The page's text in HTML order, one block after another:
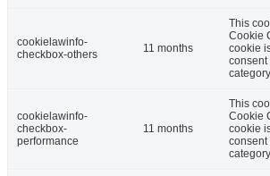
cookielawinfo-
checkbox-others
11 months
This
Cookie
cookie
consent
cookielawinfo-
checkbox-
performance
11 months
This
Cookie
cookie
consent